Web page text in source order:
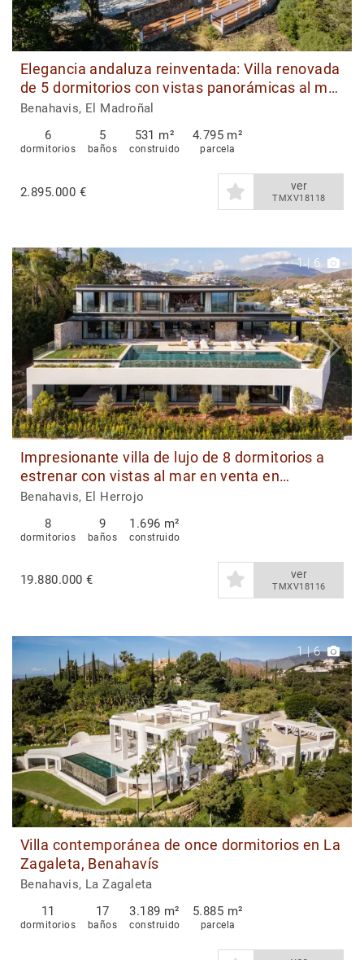
Elegancia andaluza reinventada: Villa renovada
de 5 dormitorios con vistas panorámicas al mar
y la montaña
Benahavis, El Madroñal
6
dormitorios
5
baños
531 m²
construido
4.795 m²
parcela
2.895.000 € ver
TMXV18118
1| 6
Impresionante villa de lujo de 8 dormitorios a
estrenar con vistas al mar en venta en
Benahavís
Benahavis, El Herrojo
8
dormitorios
9
baños
1.696 m²
construido
19.880.000 € ver
TMXV18116
1|6
Villa contemporánea de once dormitorios en La
Zagaleta, Benahavís
Benahavis, La Zagaleta
11
dormitorios
17
baños
3.189 m²
construido
5.885 m²
parcela